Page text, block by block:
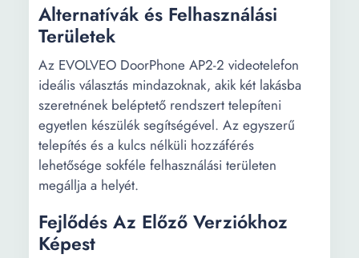
Alternatívák és Felhasználási
Területek
Az EVOLVEO DoorPhone AP2-2 videotelefon
ideális választás mindazoknak, akik két lakásba
szeretnének beléptető rendszert telepíteni
egyetlen készülék segítségével. Az egyszerű
telepítés és a kulcs nélküli hozzáférés
lehetősége sokféle felhasználási területen
megállja a helyét.
Fejlődés Az Előző Verziókhoz
Képest